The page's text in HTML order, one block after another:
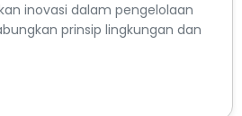
inovasi dalam pengelolaan
prinsip lingkungan dan